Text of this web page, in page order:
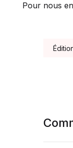
Pour nous
Tags: